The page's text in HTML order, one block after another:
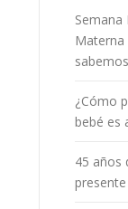
Semana
Materna
¿Cómo
bebé es
45 años